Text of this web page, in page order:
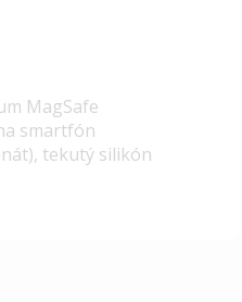
MagSafe
smartfón
tekutý silikón